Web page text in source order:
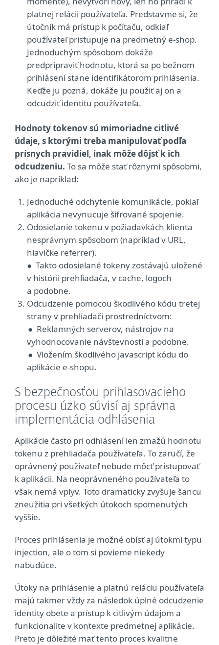
platnej relácii používateľa. Predstavme si, že
útočník má prístup k počítaču, odkiaľ
používateľ pristupuje na predmetný e-shop.
Jednoduchým spôsobom dokáže
predpripraviť hodnotu, ktorá sa po bežnom
prihlásení stane identifikátorom prihlásenia.
Keďže ju pozná, dokáže ju použiť aj on a
odcudziť identitu používateľa.
Hodnoty tokenov sú mimoriadne citlivé
údaje, s ktorými treba manipulovať podľa
prísnych pravidiel, inak môže dôjsť k ich
odcudzeniu. To sa môže stať rôznymi spôsobmi,
ako je napríklad:
Jednoduché odchytenie komunikácie, pokiaľ
aplikácia nevynucuje šifrované spojenie.
Odosielanie tokenu v požiadavkách klienta
nesprávnym spôsobom (napríklad v URL,
hlavičke referrer).
● Takto odosielané tokeny zostávajú uložené
v histórii prehliadača, v cache, logoch
a podobne.
Odcudzenie pomocou škodlivého kódu tretej
strany v prehliadači prostredníctvom:
● Reklamných serverov, nástrojov na
vyhodnocovanie návštevnosti a podobne.
● Vložením škodlivého javascript kódu do
aplikácie e-shopu.
S bezpečnosťou prihlasovacieho
procesu úzko súvisí aj správna
implementácia odhlásenia
Aplikácie často pri odhlásení len zmažú hodnotu
tokenu z prehliadača používateľa. To zaručí, že
oprávnený používateľ nebude môcť pristupovať
k aplikácii. Na neoprávneného používateľa to
však nemá vplyv. Toto dramaticky zvyšuje šancu
zneužitia pri všetkých útokoch spomenutých
vyššie.
Proces prihlásenia je možné obísť aj útokmi typu
injection, ale o tom si povieme niekedy
nabudúce.
Útoky na prihlásenie a platnú reláciu používateľa
majú takmer vždy za následok úplné odcudzenie
identity obete a prístup k citlivým údajom a
funkcionalite v kontexte predmetnej aplikácie.
Preto je dôležité mať tento proces kvalitne